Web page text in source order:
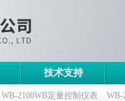
技术支持
WB-2100WB定量控制仪表 WB-